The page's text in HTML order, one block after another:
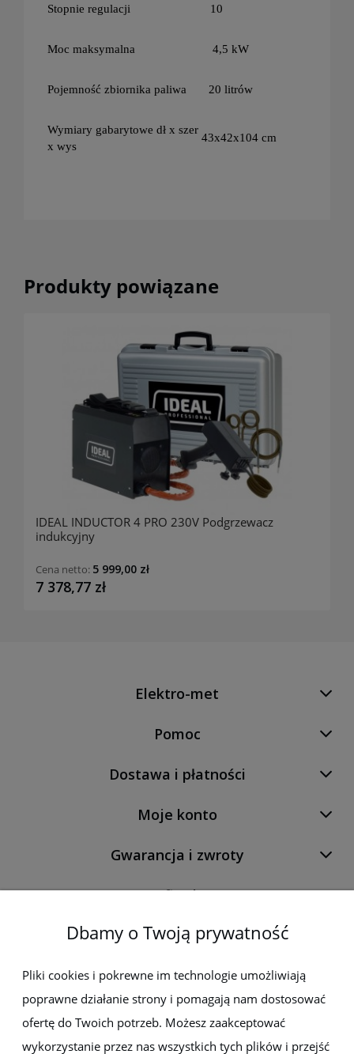
Stopnie regulacji 10
Moc maksymalna 4,5 kW
Pojemność zbiornika paliwa 20 litrów
Wymiary gabarytowe dł x szer
x wys
43x42x104 cm
Produkty powiązane
IDEAL INDUCTOR 4 PRO 230V Podgrzewacz
indukcyjny
7 378,77 zł
Cena netto: 5 999,00 zł
Elektro-met
Pomoc
Dostawa i płatności
Moje konto
Gwarancja i zwroty
O firmie
Newsletter
Zapisz się do newslettera, aby być na bieżąco z nowościami i
promocjami
Dbamy o Twoją prywatność
Pliki cookies i pokrewne im technologie umożliwiają
poprawne działanie strony i pomagają nam dostosować
ofertę do Twoich potrzeb. Możesz zaakceptować
wykorzystanie przez nas wszystkich tych plików i przejść